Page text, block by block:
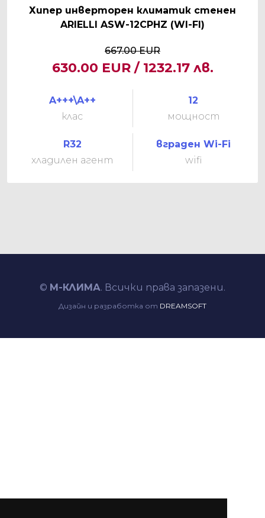
Хипер инверторен климатик стенен
ARIELLI ASW-12CPHZ (WI-FI)
667.00 EUR
630.00 EUR / 1232.17 лв.
A+++\A++
клас
12
мощност
R32
хладилен агент
вграден Wi-Fi
wifi
© М-КЛИМА. Всички права запазени.
Дизайн и разработка от DREAMSOFT